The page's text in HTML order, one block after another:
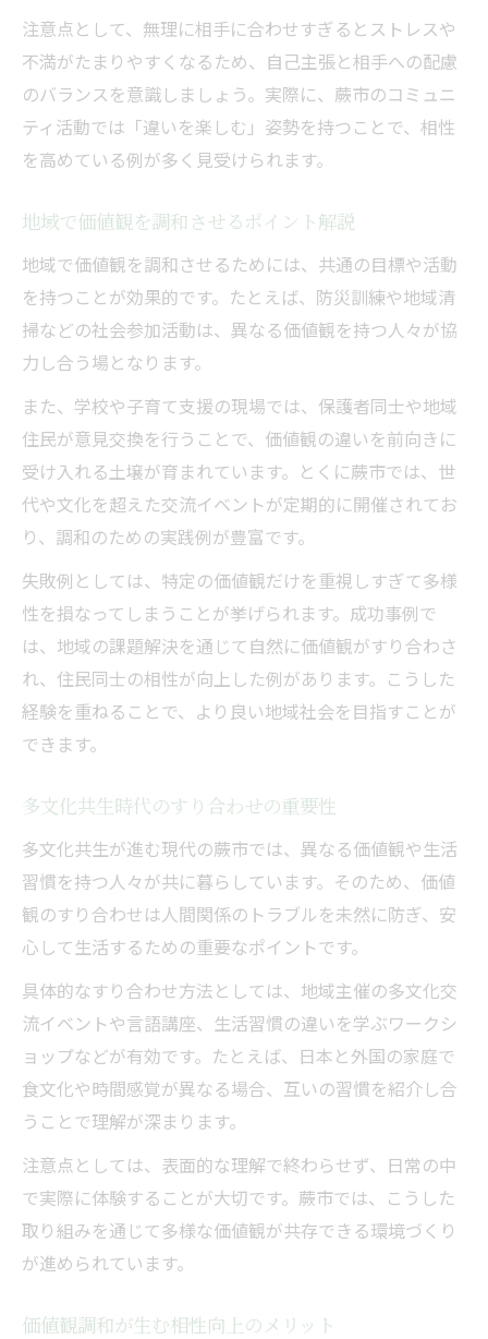
注意点として、無理に相手に合わせすぎるとストレスや
不満がたまりやすくなるため、自己主張と相手への配慮
のバランスを意識しましょう。実際に、蕨市のコミュニ
ティ活動では「違いを楽しむ」姿勢を持つことで、相性
を高めている例が多く見受けられます。
地域で価値観を調和させるポイント解説
地域で価値観を調和させるためには、共通の目標や活動
を持つことが効果的です。たとえば、防災訓練や地域清
掃などの社会参加活動は、異なる価値観を持つ人々が協
力し合う場となります。
また、学校や子育て支援の現場では、保護者同士や地域
住民が意見交換を行うことで、価値観の違いを前向きに
受け入れる土壌が育まれています。とくに蕨市では、世
代や文化を超えた交流イベントが定期的に開催されてお
り、調和のための実践例が豊富です。
失敗例としては、特定の価値観だけを重視しすぎて多様
性を損なってしまうことが挙げられます。成功事例で
は、地域の課題解決を通じて自然に価値観がすり合わさ
れ、住民同士の相性が向上した例があります。こうした
経験を重ねることで、より良い地域社会を目指すことが
できます。
多文化共生時代のすり合わせの重要性
多文化共生が進む現代の蕨市では、異なる価値観や生活
習慣を持つ人々が共に暮らしています。そのため、価値
観のすり合わせは人間関係のトラブルを未然に防ぎ、安
心して生活するための重要なポイントです。
具体的なすり合わせ方法としては、地域主催の多文化交
流イベントや言語講座、生活習慣の違いを学ぶワークシ
ョップなどが有効です。たとえば、日本と外国の家庭で
食文化や時間感覚が異なる場合、互いの習慣を紹介し合
うことで理解が深まります。
注意点としては、表面的な理解で終わらせず、日常の中
で実際に体験することが大切です。蕨市では、こうした
取り組みを通じて多様な価値観が共存できる環境づくり
が進められています。
価値観調和が生む相性向上のメリット